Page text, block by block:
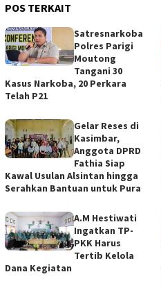
POS TERKAIT
Satresnarkoba
Polres Parigi
Moutong
Tangani 30
Kasus Narkoba, 20 Perkara
Telah P21
Gelar Reses di
Kasimbar,
Anggota DPRD
Fathia Siap
Kawal Usulan Alsintan hingga
Serahkan Bantuan untuk Pura
A.M Hestiwati
Ingatkan TP-
PKK Harus
Tertib Kelola
Dana Kegiatan